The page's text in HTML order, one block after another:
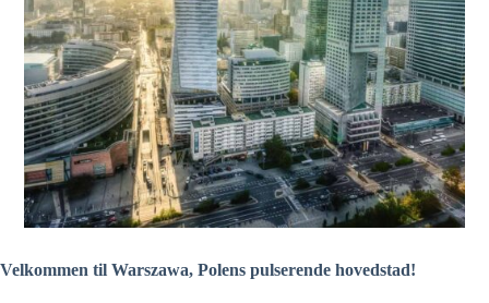
Velkommen til Warszawa, Polens pulserende hovedstad!